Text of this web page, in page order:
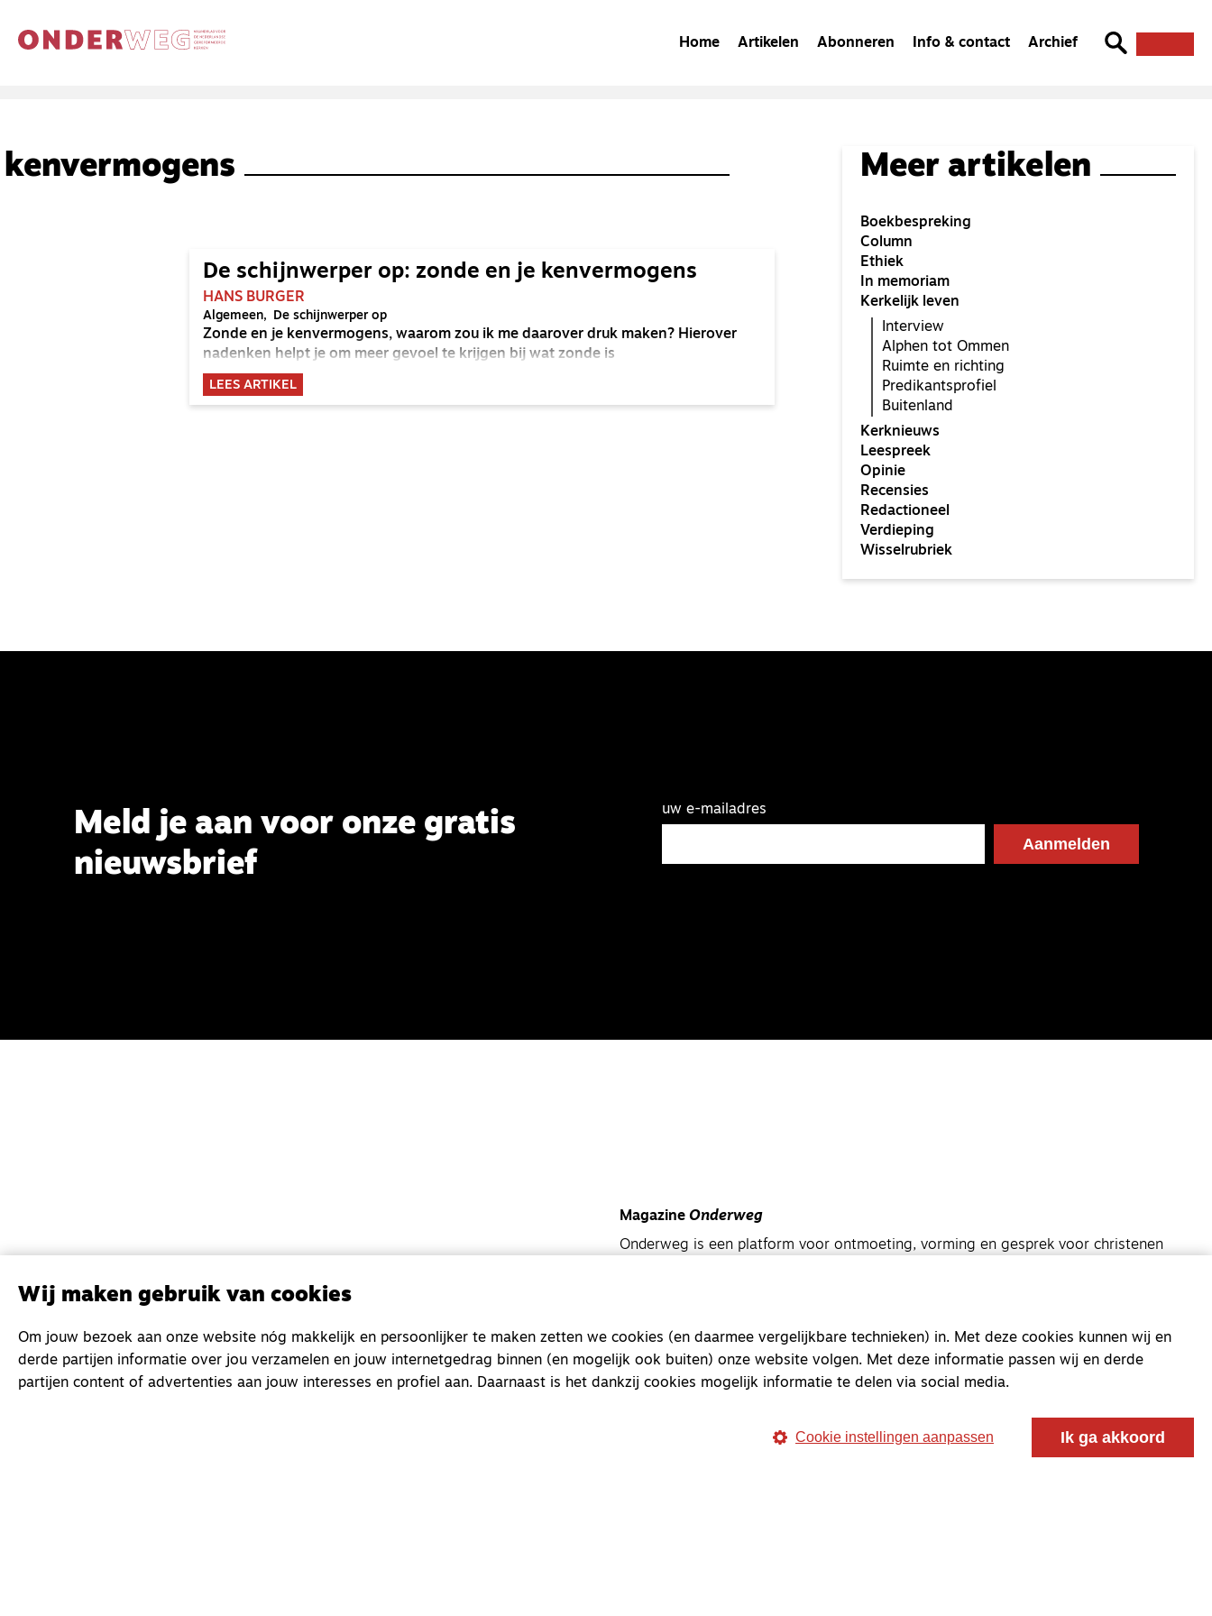
Home Artikelen Abonneren Info & contact Archief
kenvermogens
De schijnwerper op: zonde en je kenvermogens
HANS BURGER
Algemeen De schijnwerper op
Zonde en je kenvermogens, waarom zou ik me daarover druk maken? Hierover
nadenken helpt je om meer gevoel te krijgen bij wat zonde is
LEES ARTIKEL
Meer artikelen
Boekbespreking
Column
Ethiek
In memoriam
Kerkelijk leven
Interview
Alphen tot Ommen
Ruimte en richting
Predikantsprofiel
Buitenland
Kerknieuws
Leespreek
Opinie
Recensies
Redactioneel
Verdieping
Wisselrubriek
Meld je aan voor onze gratis
nieuwsbrief
uw e-mailadres
Magazine Onderweg
Onderweg is een platform voor ontmoeting, vorming en gesprek voor christenen
Kvk-nummer 33277063
NL46 INGB 0117 5827 86
Wij maken gebruik van cookies
Om jouw bezoek aan onze website nóg makkelijk en persoonlijker te maken zetten we cookies (en daarmee vergelijkbare technieken) in. Met deze cookies kunnen wij en
derde partijen informatie over jou verzamelen en jouw internetgedrag binnen (en mogelijk ook buiten) onze website volgen. Met deze informatie passen wij en derde
partijen content of advertenties aan jouw interesses en profiel aan. Daarnaast is het dankzij cookies mogelijk informatie te delen via social media.
Cookie instellingen aanpassen Ik ga akkoord